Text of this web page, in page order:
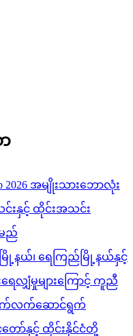
2026 အမျိုးသားဘောလုံး
င်းနှင့် ထိုင်းအသင်း
ည်
ြို့နယ်၊ ရေကြည်မြို့နယ်နှင့်
လျှံမှုများကြောင့် ကူညီ
က်လက်ဆောင်ရွက်
တော်နှင့် ထိုင်းနိုင်ငံတို့